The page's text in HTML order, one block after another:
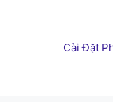
Cài Đặt